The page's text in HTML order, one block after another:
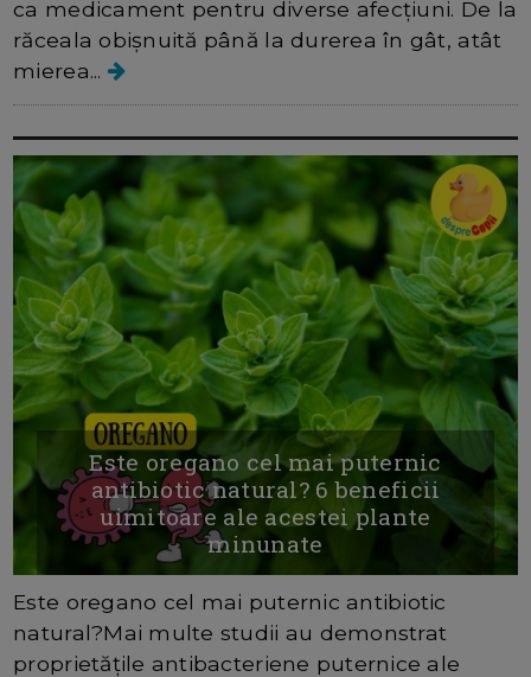
ca medicament pentru diverse afecțiuni. De la
răceala obișnuită până la durerea în gât, atât
mierea...
Este oregano cel mai puternic
antibiotic natural? 6 beneficii
uimitoare ale acestei plante
minunate
Este oregano cel mai puternic antibiotic
natural?Mai multe studii au demonstrat
proprietățile antibacteriene puternice ale